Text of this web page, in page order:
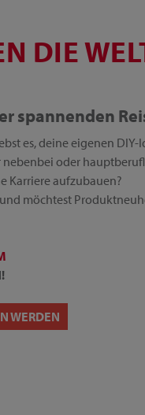
DIE
spannenden
es, deine eigenen
nebenbei oder
Karriere aufzubauen?
möchtest
WERDEN